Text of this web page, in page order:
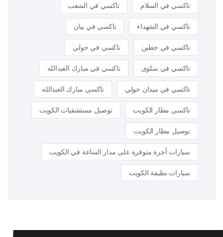
تاكسي في السلام تاكسي في الشعب
تاكسي في الشهداء تاكسي في بيان
تاكسي في حطين تاكسي في حولي
تاكسي في سلوى تاكسي في مبارك العبدالله
تاكسي في ميدان حولي تاكسي مبارك العبدالله
تاكسي مطار الكويت توصيل مستشفيات الكويت
توصيل مطار الكويت
سيارات أجرة متوفرة على مدار الساعة في الكويت
سيارات نظيفة الكويت